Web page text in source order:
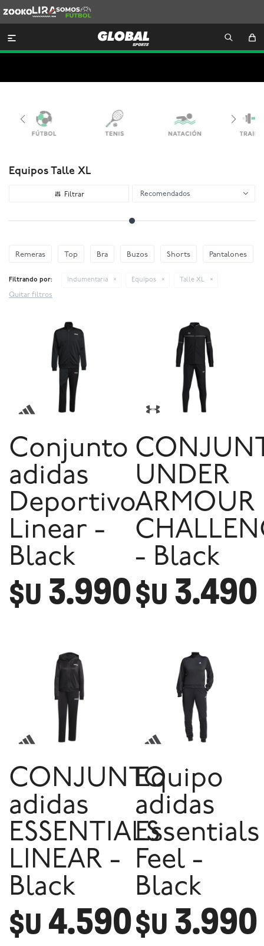
Lira
Somos
Futbol

Equipos Talle XL
Recomendados
Remeras Top Bra Buzos Shorts Pantalones
Filtrando por: Indumentaria Equipos Talle XL
Quitar filtros
Conjunto
adidas
Deportivo
Linear -
Black
$U 3.990
UNDER
ARMOUR
- Black
$U 3.490
CONJUNTO
adidas
ESSENTIALS
LINEAR -
Black
$U 4.590
Equipo
adidas
Essentials
Feel -
Black
$U 3.990